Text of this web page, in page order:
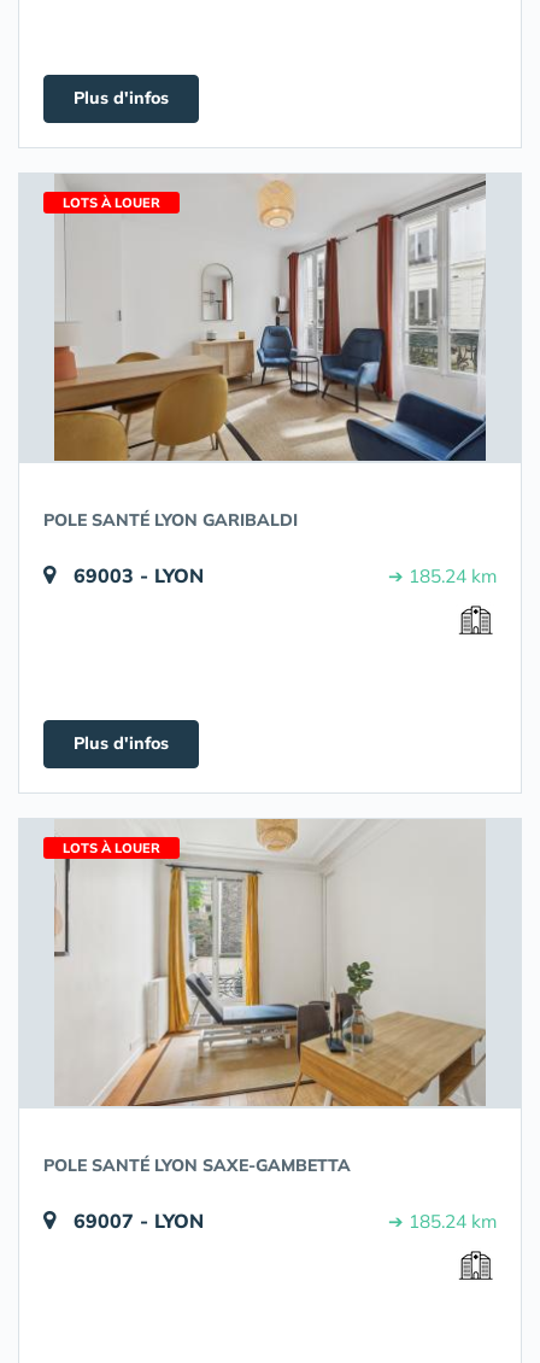
Plus d'infos
LOTS À LOUER
POLE SANTÉ LYON GARIBALDI
69003 - LYON ➔ 185.24 km
Plus d'infos
LOTS À LOUER
POLE SANTÉ LYON SAXE-GAMBETTA
69007 - LYON ➔ 185.24 km